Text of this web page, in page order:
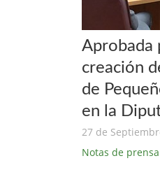
Aprobada
creación
de
en la
27 de
Notas de prensa